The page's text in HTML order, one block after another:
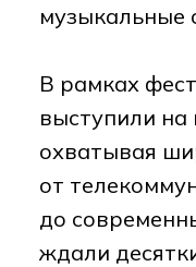
музыкальные
В рамках
выступили
охватывая
от
до
ждали